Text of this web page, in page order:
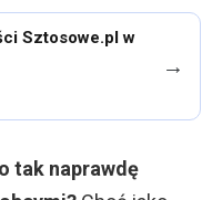
Sztosowe.pl w
→
tak naprawdę